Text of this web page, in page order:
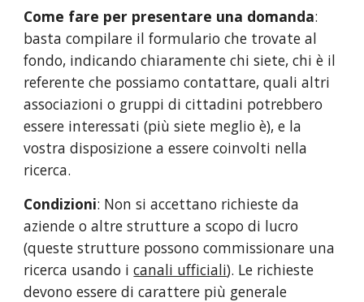
Come fare per presentare una domanda:
basta compilare il formulario che trovate al
fondo, indicando chiaramente chi siete, chi è il
referente che possiamo contattare, quali altri
associazioni o gruppi di cittadini potrebbero
essere interessati (più siete meglio è), e la
vostra disposizione a essere coinvolti nella
ricerca.
Condizioni: Non si accettano richieste da
aziende o altre strutture a scopo di lucro
(queste strutture possono commissionare una
ricerca usando i canali ufficiali). Le richieste
devono essere di carattere più generale